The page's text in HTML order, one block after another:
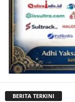
BERITA TERKINI